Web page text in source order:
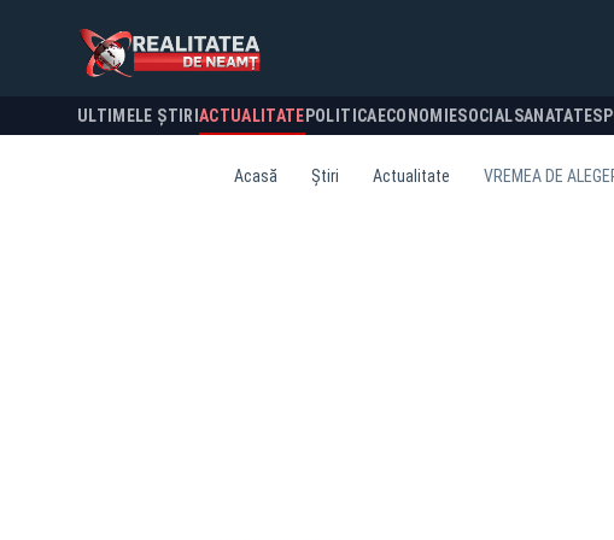
ULTIMELE ȘTIRI ACTUALITATE POLITICA ECONOMIESOCIALSANATATE
Acasă Știri Actualitate VREMEA DE